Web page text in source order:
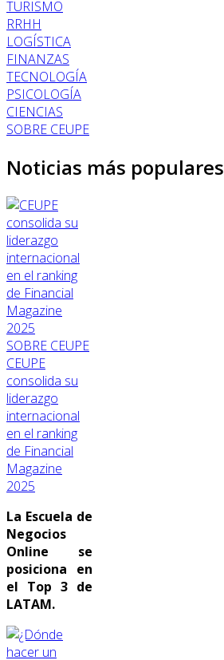
TURISMO
RRHH
LOGÍSTICA
FINANZAS
TECNOLOGÍA
PSICOLOGÍA
CIENCIAS
SOBRE CEUPE
Noticias más populares
SOBRE CEUPE
CEUPE
consolida su
liderazgo
internacional
en el ranking
de Financial
Magazine
2025
La Escuela de
Negocios
Online se
posiciona en
el Top 3 de
LATAM.